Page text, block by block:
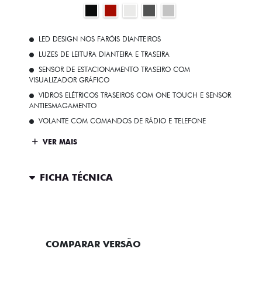
LED DESIGN NOS FARÓIS DIANTEIROS
LUZES DE LEITURA DIANTEIRA E TRASEIRA
SENSOR DE ESTACIONAMENTO TRASEIRO COM
VISUALIZADOR GRÁFICO
VIDROS ELÉTRICOS TRASEIROS COM ONE TOUCH E SENSOR
ANTIESMAGAMENTO
VOLANTE COM COMANDOS DE RÁDIO E TELEFONE
VER MAIS
FICHA TÉCNICA
COMPARAR VERSÃO